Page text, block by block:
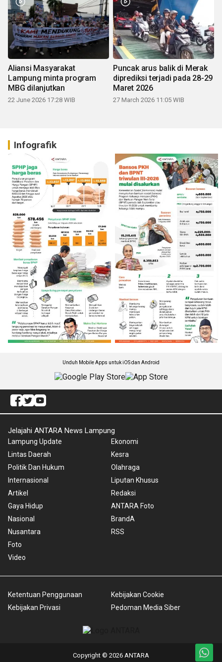
Aliansi Masyarakat
Lampung minta program
MBG dilanjutkan
22 June 2026 17:28 WIB
Puncak arus balik di Merak
diprediksi terjadi pada 28-29
Maret 2026
27 March 2026 11:05 WIB
Infografik
Unduh Mobile Apps untuk iOS dan Android
Jelajahi ANTARA News Lampung
Lampung Update
Lintas Daerah
Politik Dan Hukum
Internasional
Artikel
Gaya Hidup
Nasional
Nusantara
Foto
Video
Ekonomi
Kesra
Olahraga
Liputan Khusus
Redaksi
ANTARA Foto
BrandA
RSS
Ketentuan Penggunaan
Kebijakan Privasi
Kebijakan Cookie
Pedoman Media Siber
Copyright © 2026 ANTARA